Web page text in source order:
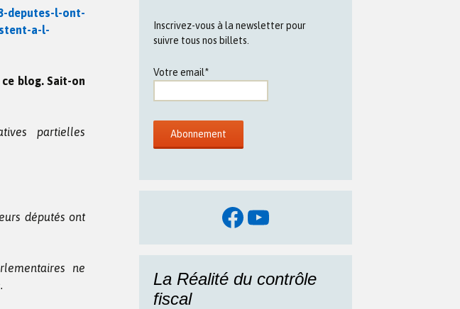
deputes-l-ont-
a-l-
blog. Sait-on
partielles
députés ont
ne
Inscrivez-vous à la newsletter pour
suivre tous nos billets.
Votre email*
Facebook
YouTube
La Réalité du contrôle
fiscal